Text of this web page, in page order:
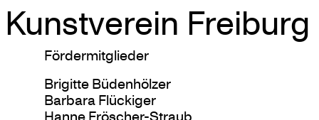
Kunstverein Freiburg
Skip
content
Fördermitglieder
Brigitte Büdenhölzer
Barbara Flückiger
Hanne Fröscher-Straub